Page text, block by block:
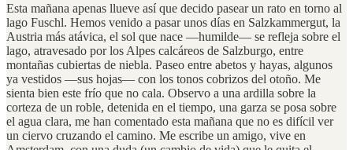
Esta mañana apenas llueve así que decido pasear un rato en torno al
lago Fuschl. Hemos venido a pasar unos días en Salzkammergut, la
Austria más atávica, el sol que nace —humilde— se refleja sobre el
lago, atravesado por los Alpes calcáreos de Salzburgo, entre
montañas cubiertas de niebla. Paseo entre abetos y hayas, algunos
ya vestidos —sus hojas— con los tonos cobrizos del otoño. Me
sienta bien este frío que no cala. Observo a una ardilla sobre la
corteza de un roble, detenida en el tiempo, una garza se posa sobre
el agua clara, me han comentado esta mañana que no es difícil ver
un ciervo cruzando el camino. Me escribe un amigo, vive en